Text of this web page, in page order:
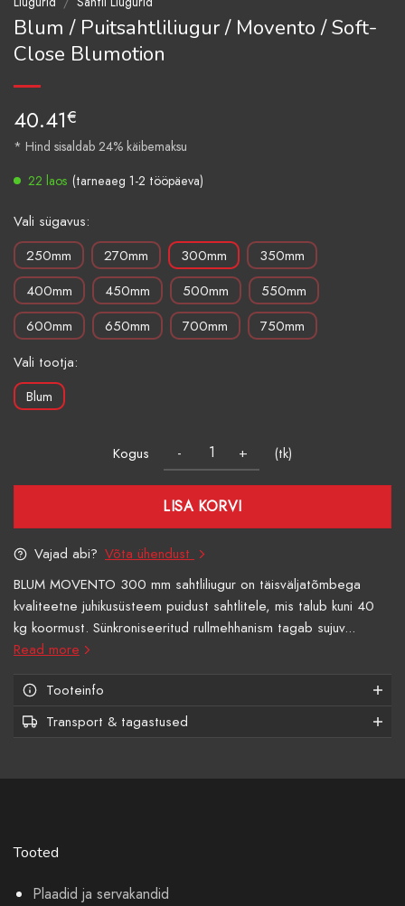
Blum / Puitsahtliliugur / Movento / Soft-
Close Blumotion
40.41€
* Hind sisaldab 24% käibemaksu
22 laos (tarneaeg 1-2 tööpäeva)
Vali sügavus:
250mm
270mm 300mm
350mm
400mm
450mm 500mm
550mm
600mm
650mm 700mm
750mm
Vali tootja:
Blum
Kogus (tk)
LISA KORVI
Vajad abi? Võta ühendust
BLUM MOVENTO 300 mm sahtliliugur on täisväljatõmbega
kvaliteetne juhikusüsteem puidust sahtlitele, mis talub kuni 40
kg koormust. Sünkroniseeritud rullmehhanism tagab sujuv...
Read more
Tooteinfo
Transport & tagastused
Tooted
Plaadid ja servakandid